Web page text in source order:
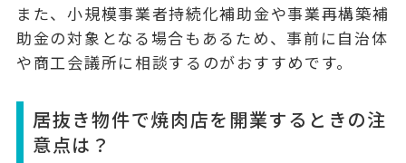
また、小規模事業者持続化補助金や事業再構築補
助金の対象となる場合もあるため、事前に自治体
や商工会議所に相談するのがおすすめです。
居抜き物件で焼肉店を開業するときの注
意点は？